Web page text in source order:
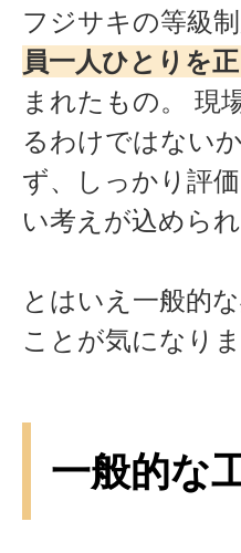
フジサキの等級
員一人ひとりを
まれたもの。 現
るわけではない
ず、しっかり評
い考えが込められ
とはいえ一般的
ことが気になり
一般的な